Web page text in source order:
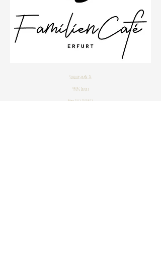
Schillerstraße 26
99096 Erfurt
Büro0361 23001533